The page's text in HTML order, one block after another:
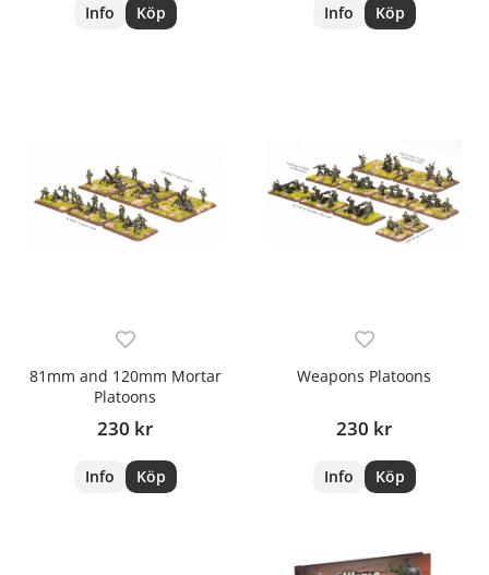
Info Köp Info Köp
81mm and 120mm Mortar
Platoons
230 kr
Info Köp
Weapons Platoons
230 kr
Info Köp